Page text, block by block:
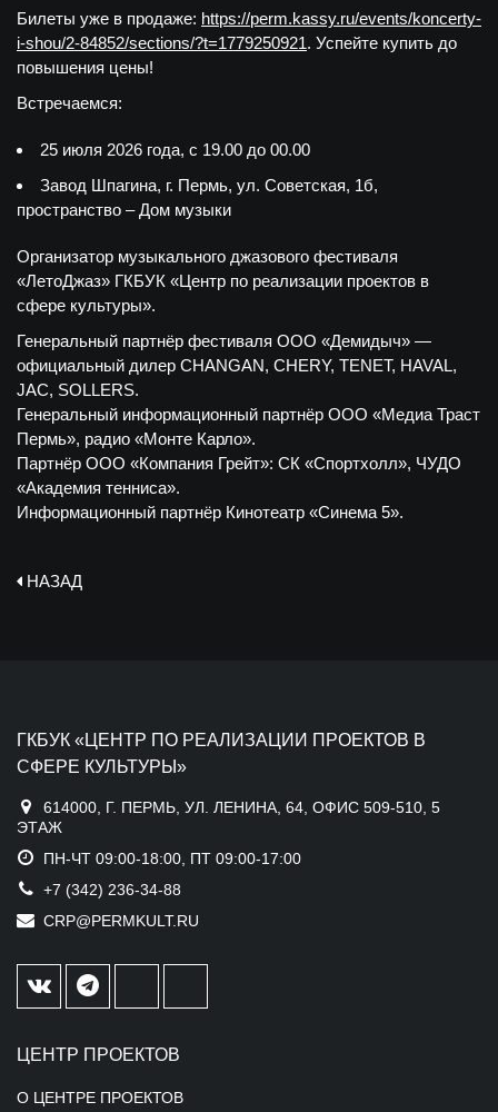
Билеты уже в продаже: https://perm.kassy.ru/events/koncerty-
i-shou/2-84852/sections/?t=1779250921. Успейте купить до
повышения цены!
Встречаемся:
25 июля 2026 года, с 19.00 до 00.00
Завод Шпагина, г. Пермь, ул. Советская, 1б,
пространство – Дом музыки
Организатор музыкального джазового фестиваля
«ЛетоДжаз» ГКБУК «Центр по реализации проектов в
сфере культуры».
Генеральный партнёр фестиваля ООО «Демидыч» —
официальный дилер CHANGAN, CHERY, TENET, HAVAL,
JAC, SOLLERS.
Генеральный информационный партнёр ООО «Медиа Траст
Пермь», радио «Монте Карло».
Партнёр ООО «Компания Грейт»: СК «Спортхолл», ЧУДО
«Академия тенниса».
Информационный партнёр Кинотеатр «Синема 5».
НАЗАД
ГКБУК «ЦЕНТР ПО РЕАЛИЗАЦИИ ПРОЕКТОВ В
СФЕРЕ КУЛЬТУРЫ»
614000, Г. ПЕРМЬ, УЛ. ЛЕНИНА, 64, ОФИС 509-510, 5
ЭТАЖ
ПН-ЧТ 09:00-18:00, ПТ 09:00-17:00
+7 (342) 236-34-88
CRP@PERMKULT.RU
ЦЕНТР ПРОЕКТОВ
О ЦЕНТРЕ ПРОЕКТОВ